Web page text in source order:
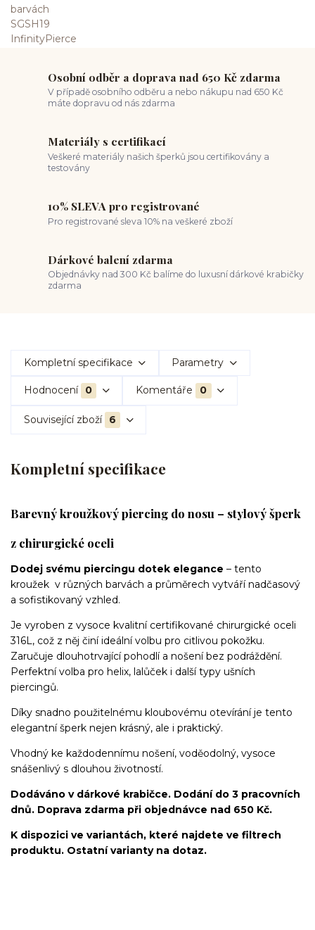
Osobní odběr a doprava nad 650 Kč zdarma
V případě osobního odběru a nebo nákupu nad 650 Kč
máte dopravu od nás zdarma
Materiály s certifikací
Veškeré materiály našich šperků jsou certifikovány a
testovány
10% SLEVA pro registrované
Pro registrované sleva 10% na veškeré zboží
Dárkové balení zdarma
Objednávky nad 300 Kč balíme do luxusní dárkové krabičky
zdarma
Kompletní specifikace Parametry
Hodnocení 0 Komentáře 0
Související zboží 6
Kompletní specifikace
Barevný kroužkový piercing do nosu – stylový šperk
z chirurgické oceli
Dodej svému piercingu dotek elegance – tento
kroužek v různých barvách a průměrech vytváří nadčasový
a sofistikovaný vzhled.
Je vyroben z vysoce kvalitní certifikované chirurgické oceli
316L, což z něj činí ideální volbu pro citlivou pokožku.
Zaručuje dlouhotrvající pohodlí a nošení bez podráždění.
Perfektní volba pro helix, lalůček i další typy ušních
piercingů.
Díky snadno použitelnému kloubovému otevírání je tento
elegantní šperk nejen krásný, ale i praktický.
Vhodný ke každodennímu nošení, voděodolný, vysoce
snášenlivý s dlouhou životností.
Dodáváno v dárkové krabičce. Dodání do 3 pracovních
dnů. Doprava zdarma při objednávce nad 650 Kč.
K dispozici ve variantách, které najdete ve filtrech
produktu. Ostatní varianty na dotaz.